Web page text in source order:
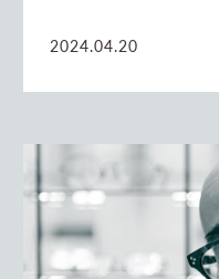
2024.04.20